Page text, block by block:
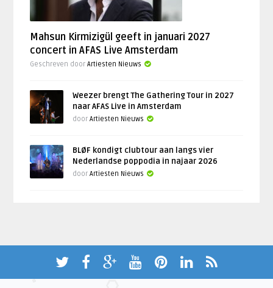
Mahsun Kirmizigül geeft in januari 2027
concert in AFAS Live Amsterdam
Geschreven doorArtiesten Nieuws
Weezer brengt The Gathering Tour in 2027
naar AFAS Live in Amsterdam
doorArtiesten Nieuws
BLØF kondigt clubtour aan langs vier
Nederlandse poppodia in najaar 2026
doorArtiesten Nieuws